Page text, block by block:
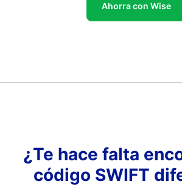
Ahorra con Wise
¿Te hace falta
código SWIFT